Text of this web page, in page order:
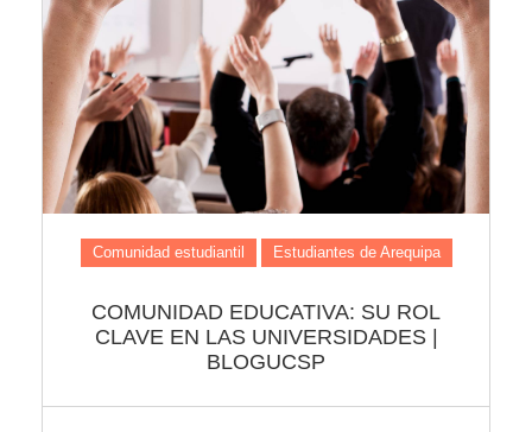
Comunidad estudiantil Estudiantes de Arequipa
COMUNIDAD EDUCATIVA: SU ROL
CLAVE EN LAS UNIVERSIDADES |
BLOGUCSP